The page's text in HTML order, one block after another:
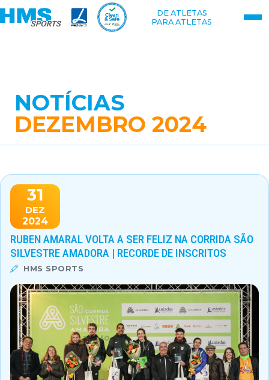
DE ATLETAS
PARA ATLETAS
NOTÍCIAS
DEZEMBRO 2024
31
DEZ
2024
RUBEN AMARAL VOLTA A SER FELIZ NA CORRIDA SÃO
SILVESTRE AMADORA | RECORDE DE INSCRITOS
HMS SPORTS